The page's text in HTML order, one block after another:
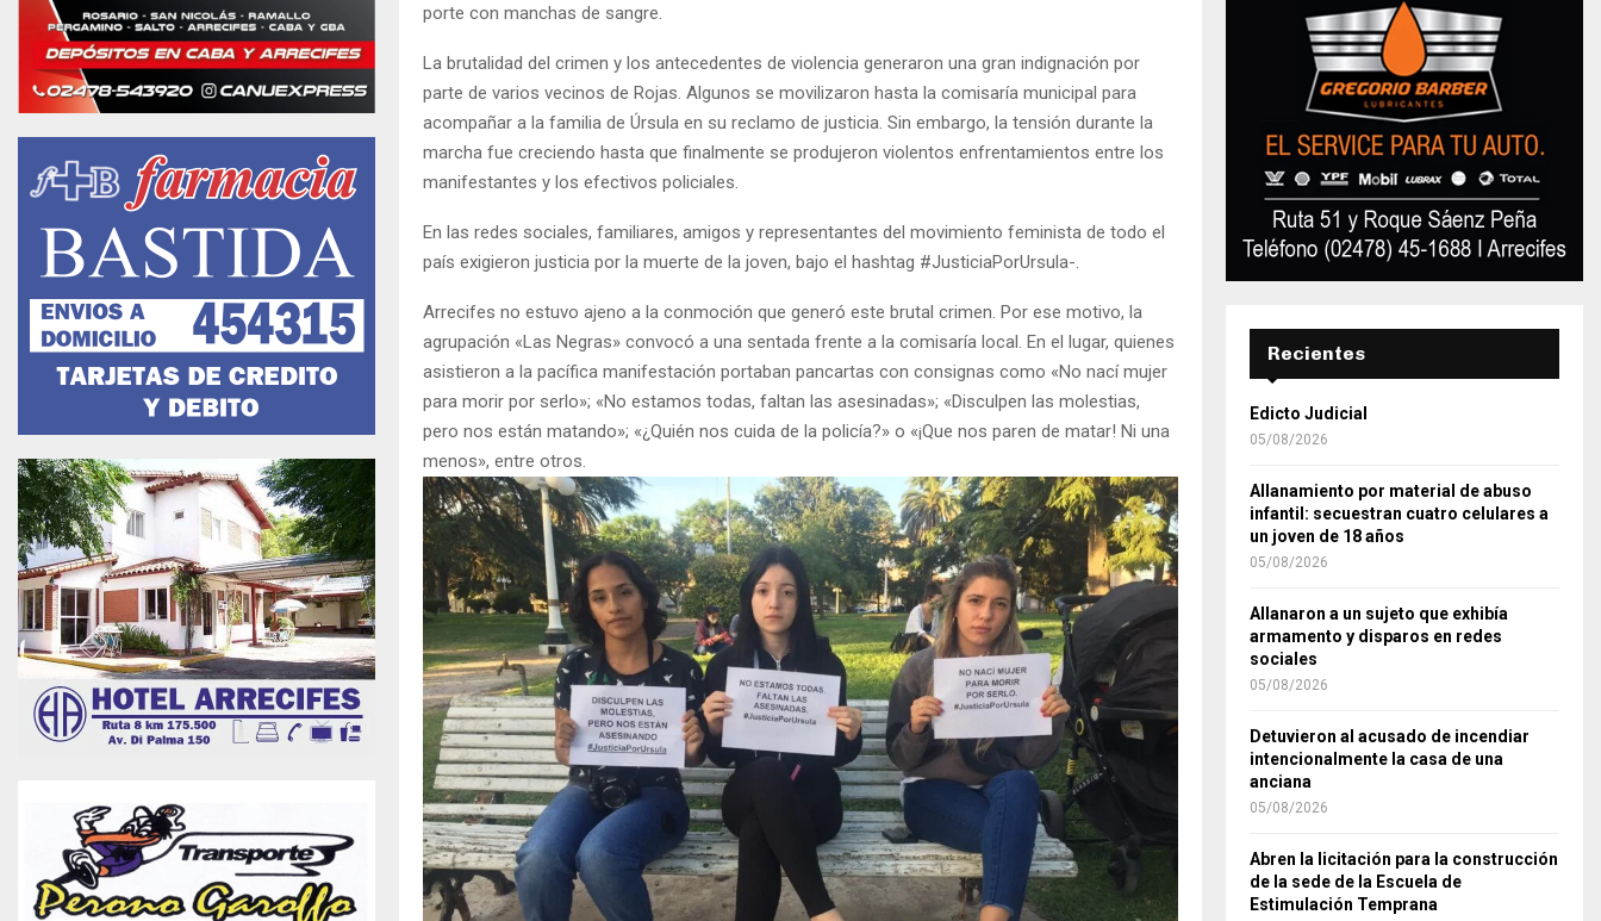
porte con manchas de sangre.
La brutalidad del crimen y los antecedentes de violencia generaron una gran indignación por
parte de varios vecinos de Rojas. Algunos se movilizaron hasta la comisaría municipal para
acompañar a la familia de Úrsula en su reclamo de justicia. Sin embargo, la tensión durante la
marcha fue creciendo hasta que finalmente se produjeron violentos enfrentamientos entre los
manifestantes y los efectivos policiales.
En las redes sociales, familiares, amigos y representantes del movimiento feminista de todo el
país exigieron justicia por la muerte de la joven, bajo el hashtag #JusticiaPorUrsula-.
Arrecifes no estuvo ajeno a la conmoción que generó este brutal crimen. Por ese motivo, la
agrupación «Las Negras» convocó a una sentada frente a la comisaría local. En el lugar, quienes
asistieron a la pacífica manifestación portaban pancartas con consignas como «No nací mujer
para morir por serlo»; «No estamos todas, faltan las asesinadas»; «Disculpen las molestias,
pero nos están matando»; «¿Quién nos cuida de la policía?» o «¡Que nos paren de matar! Ni una
menos», entre otros.
Recientes
Edicto Judicial
05/08/2026
Allanamiento por material de abuso
infantil: secuestran cuatro celulares a
un joven de 18 años
05/08/2026
Allanaron a un sujeto que exhibía
armamento y disparos en redes
sociales
05/08/2026
Detuvieron al acusado de incendiar
intencionalmente la casa de una
anciana
05/08/2026
Abren la licitación para la construcción
de la sede de la Escuela de
Estimulación Temprana